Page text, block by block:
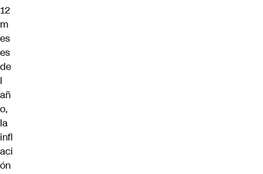
12
m
es
es
de
l
añ
o,
la
infl
aci
ón